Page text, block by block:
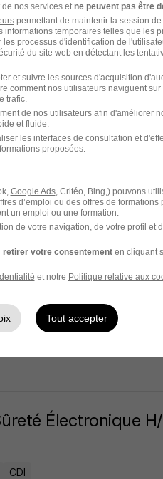
CDI 25 000 - 35 000 € / an
H/F
TCE - Fluides
56 000 - 60 000 € / an
Électronique
CDI
nos services et ne peuvent pas être
permettant de maintenir la session
temporaires telles que les
processus d'identification de
du site web en détectant les
et suivre les sources d'acquisition
comment nos utilisateurs naviguent sur
trafic.
de nos utilisateurs afin d'améliorer
et fluide.
les interfaces de consultation et
proposées.
Google Ads, Critéo, Bing,) pouvons
d’emploi ou des offres de formations
un emploi ou une formation.
de votre navigation, de votre profil et
retirer votre consentementen cliquant
et notre Politique relative aux
Tout accepter